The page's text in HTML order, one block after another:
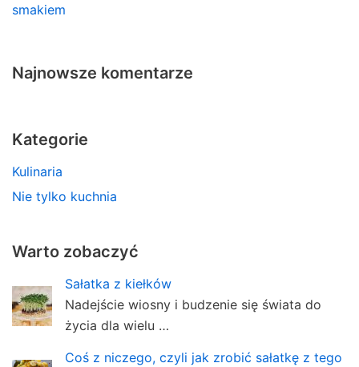
smakiem
Najnowsze komentarze
Kategorie
Kulinaria
Nie tylko kuchnia
Warto zobaczyć
Sałatka z kiełków
Nadejście wiosny i budzenie się świata do
życia dla wielu …
Coś z niczego, czyli jak zrobić sałatkę z tego